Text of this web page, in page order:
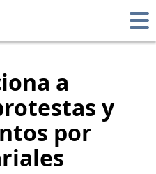
a
y
por